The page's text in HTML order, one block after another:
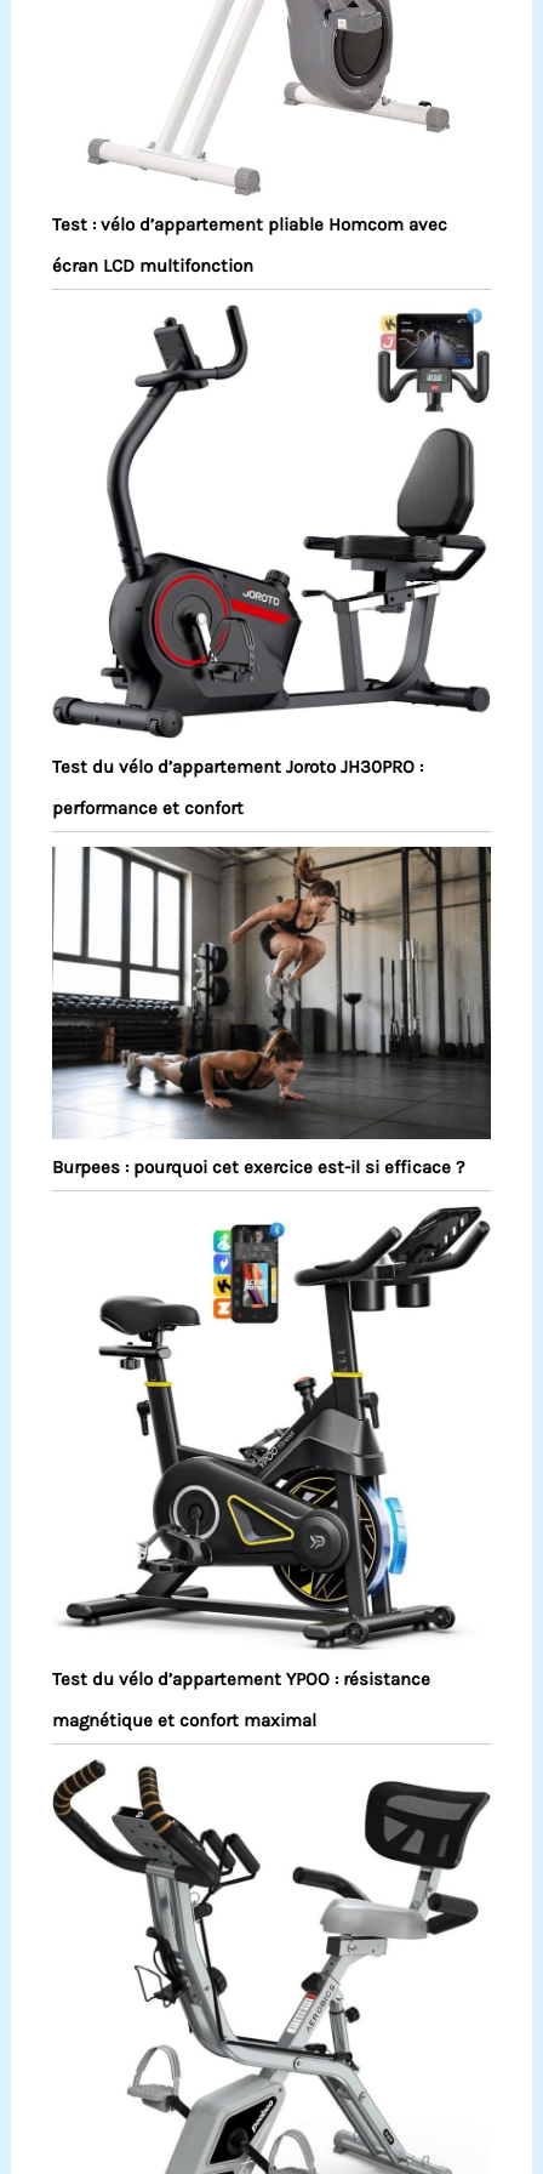
Test : vélo d’appartement pliable Homcom avec
écran LCD multifonction
Test du vélo d’appartement Joroto JH30PRO :
performance et confort
Burpees : pourquoi cet exercice est-il si efficace ?
Test du vélo d’appartement YPOO : résistance
magnétique et confort maximal